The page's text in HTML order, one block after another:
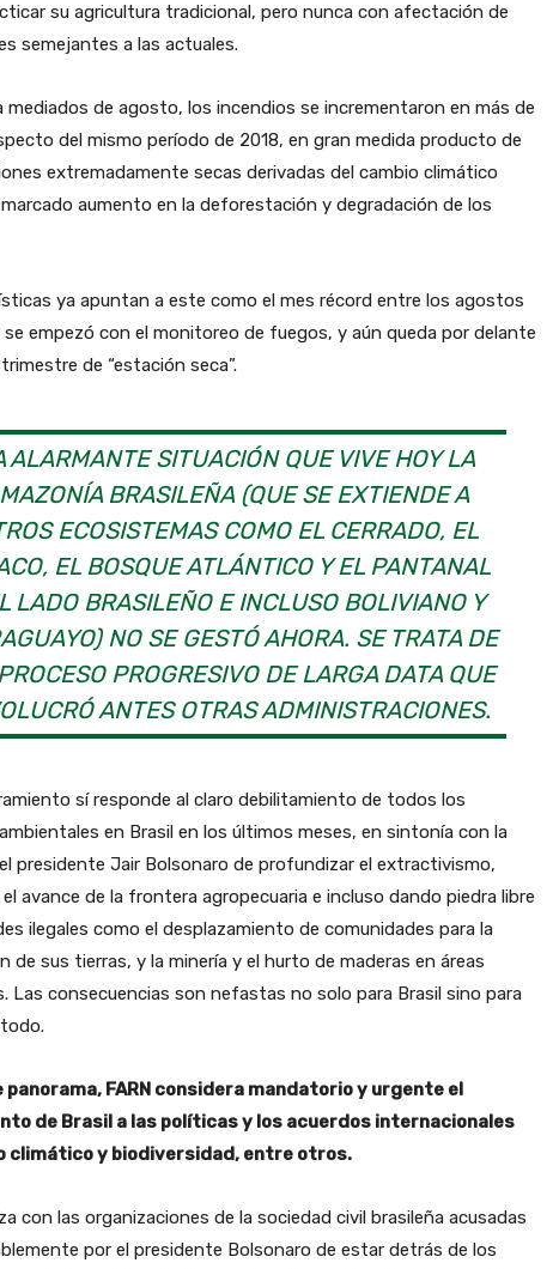
su agricultura tradicional, pero nunca con afectación de
semejantes a las actuales.
mediados de agosto, los incendios se incrementaron en más de
del mismo período de 2018, en gran medida producto de
extremadamente secas derivadas del cambio climático
aumento en la deforestación y degradación de los
ya apuntan a este como el mes récord entre los agostos
se empezó con el monitoreo de fuegos, y aún queda por delante
de “estación seca”.
ALARMANTE SITUACIÓN QUE VIVE HOY LA
BRASILEÑA (QUE SE EXTIENDE A
ECOSISTEMAS COMO EL CERRADO, EL
EL BOSQUE ATLÁNTICO Y EL PANTANAL
LADO BRASILEÑO E INCLUSO BOLIVIANO Y
NO SE GESTÓ AHORA. SE TRATA DE
PROGRESIVO DE LARGA DATA QUE
ANTES OTRAS ADMINISTRACIONES.
sí responde al claro debilitamiento de todos los
en Brasil en los últimos meses, en sintonía con la
presidente Jair Bolsonaro de profundizar el extractivismo,
avance de la frontera agropecuaria e incluso dando piedra libre
ilegales como el desplazamiento de comunidades para la
de sus tierras, y la minería y el hurto de maderas en áreas
Las consecuencias son nefastas no solo para Brasil sino para
FARN considera mandatorio y urgente el
de Brasil a las políticas y los acuerdos internacionales
climático y biodiversidad, entre otros.
con las organizaciones de la sociedad civil brasileña acusadas
por el presidente Bolsonaro de estar detrás de los